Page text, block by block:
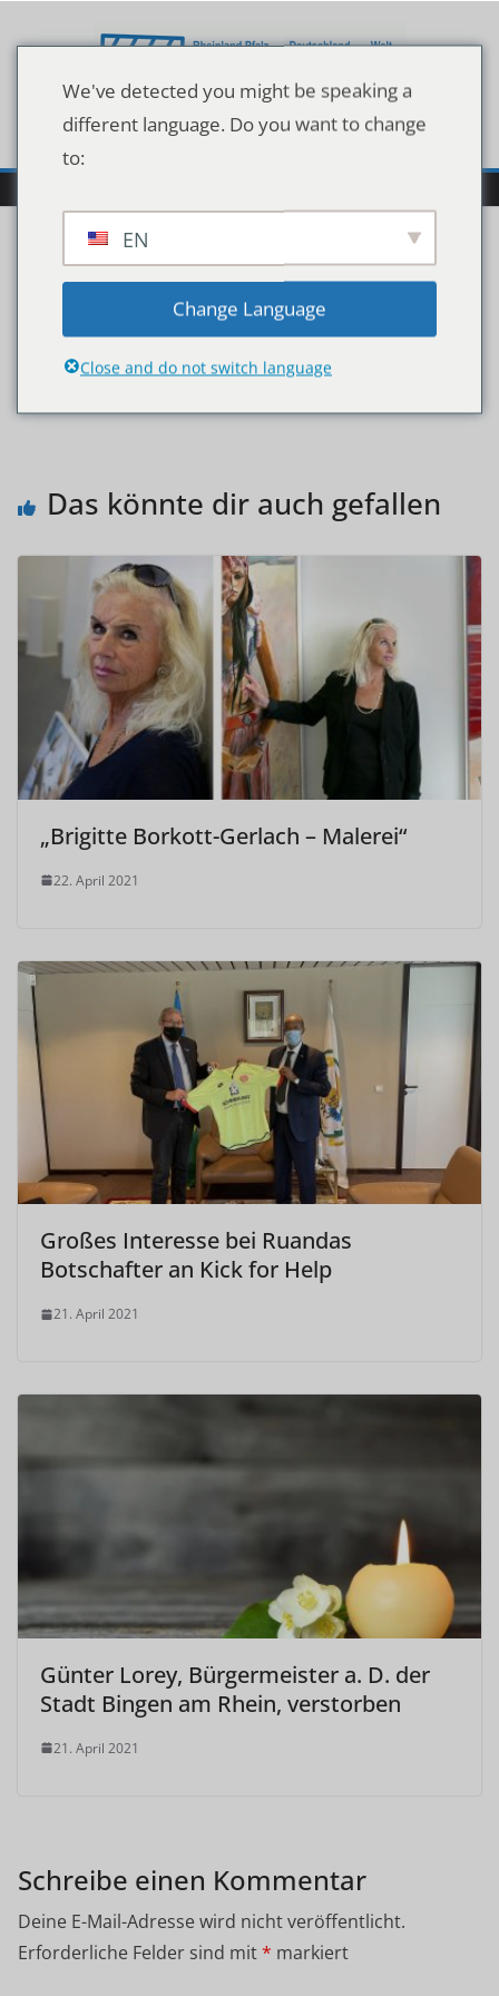
Inhalt
imago78041470h
Das könnte dir auch gefallen
„Brigitte Borkott-Gerlach – Malerei“
22. April 2021
Großes Interesse bei Ruandas
Botschafter an Kick for Help
21. April 2021
Günter Lorey, Bürgermeister a. D. der
Stadt Bingen am Rhein, verstorben
21. April 2021
Schreibe einen Kommentar
Deine E-Mail-Adresse wird nicht veröffentlicht.
Erforderliche Felder sind mit* markiert
We've detected you might be speaking a
different language. Do you want to change
to:
EN
Change Language
Close and do not switch language